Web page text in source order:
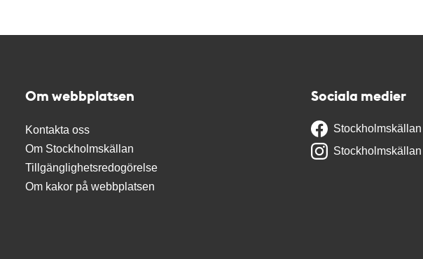
Om webbplatsen
Kontakta oss
Om Stockholmskällan
Tillgänglighetsredogörelse
Om kakor på webbplatsen
Sociala medier